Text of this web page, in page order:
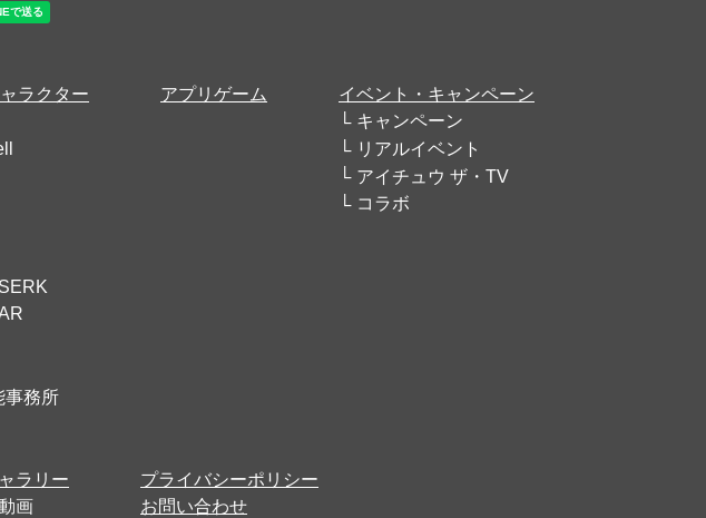
ラクター
事務所
アプリゲーム
イベント・キャンペーン
キャンペーン
リアルイベント
アイチュウ ザ・TV
コラボ
ラリー
画
プライバシーポリシー
お問い合わせ